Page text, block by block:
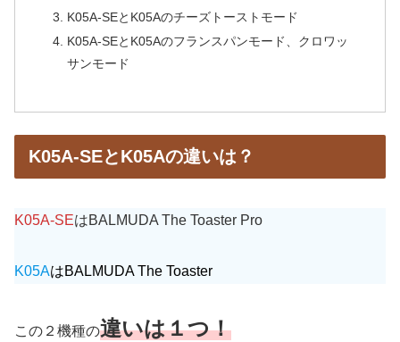
K05A-SEとK05Aのチーズトーストモード
K05A-SEとK05Aのフランスパンモード、クロワッ
サンモード
K05A-SEとK05Aの違いは？
K05A-SEはBALMUDA The Toaster Pro
K05AはBALMUDA The Toaster
この２機種の違いは１つ！